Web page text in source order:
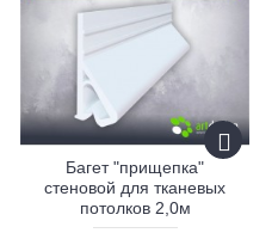
Багет "прищепка"
стеновой для тканевых
потолков 2,0м